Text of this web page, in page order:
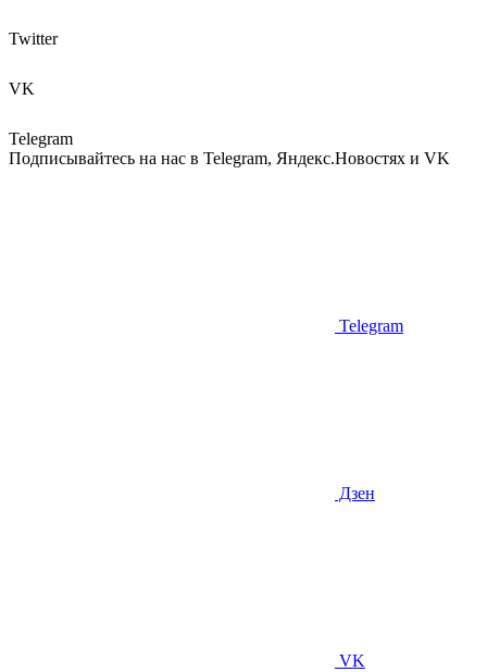
Twitter
VK
Telegram
Подписывайтесь на нас в Telegram, Яндекс.Новостях и VK
Telegram
Дзен
VK